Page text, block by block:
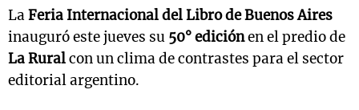
LaFeria Internacional del Libro de Buenos Aires
inauguró este jueves su 50° ediciónen el predio de
La Ruralcon un clima de contrastes para el sector
editorial argentino.